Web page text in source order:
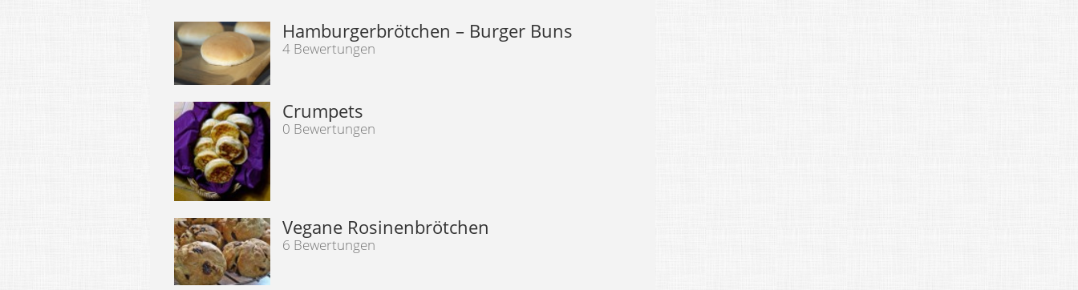
Hamburgerbrötchen – Burger Buns
4 Bewertungen
Crumpets
0 Bewertungen
Vegane Rosinenbrötchen
6 Bewertungen